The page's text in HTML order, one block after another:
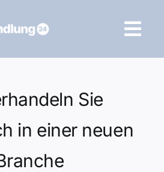
Sie
in einer neuen